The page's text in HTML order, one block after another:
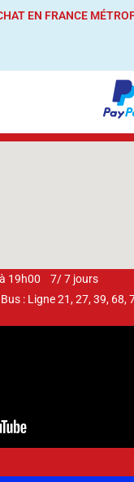
EN FRANCE
à 19h00 7/ 7 jours
: Ligne 21, 27, 39, 68,